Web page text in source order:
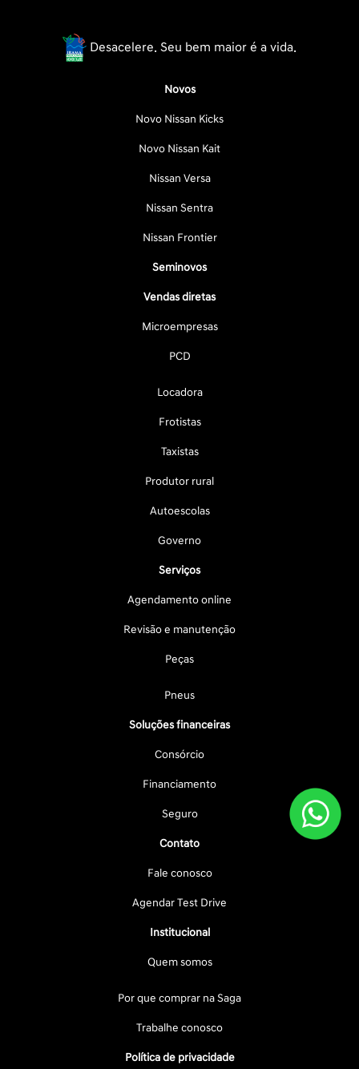
Desacelere. Seu bem maior é a vida.
Novos
Novo Nissan Kicks
Novo Nissan Kait
Nissan Versa
Nissan Sentra
Nissan Frontier
Seminovos
Vendas diretas
Microempresas
PCD
Locadora
Frotistas
Taxistas
Produtor rural
Autoescolas
Governo
Serviços
Agendamento online
Revisão e manutenção
Peças
Pneus
Soluções financeiras
Consórcio
Financiamento
Seguro
Contato
Fale conosco
Agendar Test Drive
Institucional
Quem somos
Por que comprar na Saga
Trabalhe conosco
Política de privacidade